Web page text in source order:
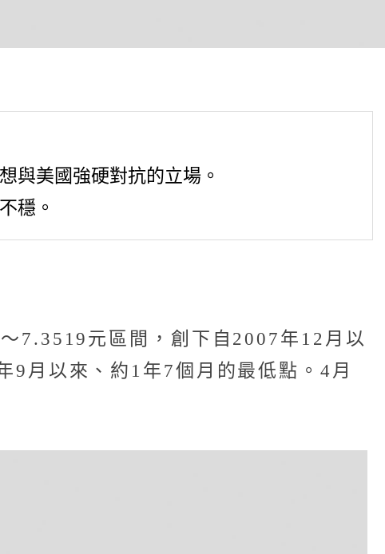
與美國強硬對抗的立場。
穩。
7.3519元區間，創下自2007年12月以
月以來、約1年7個月的最低點。4月